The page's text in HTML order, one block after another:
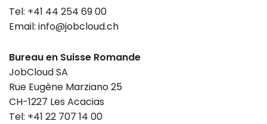
Tel: +41 44 254 69 00
Email: info@jobcloud.ch
Bureau en Suisse Romande
JobCloud SA
Rue Eugène Marziano 25
CH-1227 Les Acacias
Tel: +41 22 707 14 00